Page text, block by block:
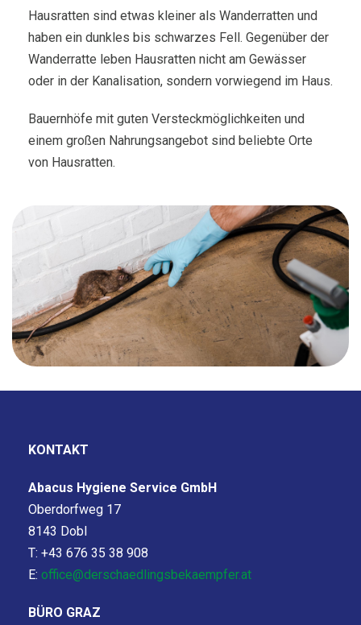
Hausratten sind etwas kleiner als Wanderratten und
haben ein dunkles bis schwarzes Fell. Gegenüber der
Wanderratte leben Hausratten nicht am Gewässer
oder in der Kanalisation, sondern vorwiegend im Haus.
Bauernhöfe mit guten Versteckmöglichkeiten und
einem großen Nahrungsangebot sind beliebte Orte
von Hausratten.
KONTAKT
Abacus Hygiene Service GmbH
Oberdorfweg 17
8143 Dobl
T: +43 676 35 38 908
E: office@derschaedlingsbekaempfer.at
BÜRO GRAZ